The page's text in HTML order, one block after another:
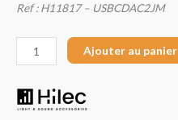
Ref : H11817 – USBCDAC2JM
Ajouter au panier